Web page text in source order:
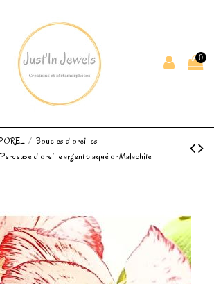
0
Boucles d'oreilles
Perceuse d'oreille argent plaqué or Malachite